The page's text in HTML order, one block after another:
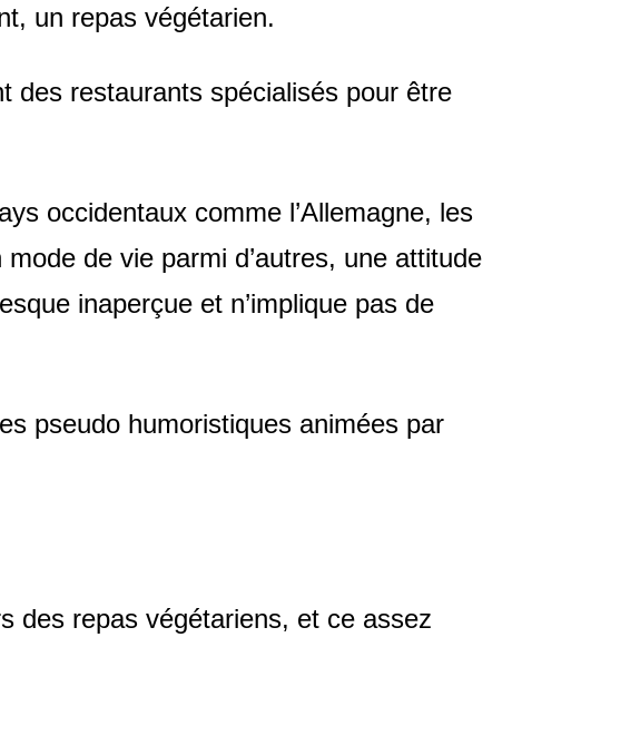
un repas végétarien.
des restaurants spécialisés pour être
occidentaux comme l’Allemagne, les
de vie parmi d’autres, une attitude
inaperçue et n’implique pas de
pseudo humoristiques animées par
des repas végétariens, et ce assez